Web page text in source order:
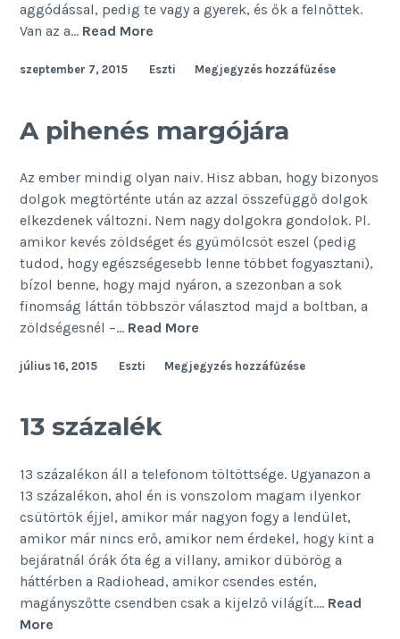
aggódással, pedig te vagy a gyerek, és ők a felnőttek.
Van az a… Read More
szeptember 7, 2015 Eszti Megjegyzés hozzáfűzése
A pihenés margójára
Az ember mindig olyan naiv. Hisz abban, hogy bizonyos
dolgok megtörténte után az azzal összefüggő dolgok
elkezdenek változni. Nem nagy dolgokra gondolok. Pl.
amikor kevés zöldséget és gyümölcsöt eszel (pedig
tudod, hogy egészségesebb lenne többet fogyasztani),
bízol benne, hogy majd nyáron, a szezonban a sok
finomság láttán többször választod majd a boltban, a
zöldségesnél –… Read More
margójára
július 16, 2015 Eszti Megjegyzés hozzáfűzése
13 százalék
13 százalékon áll a telefonom töltöttsége. Ugyanazon a
13 százalékon, ahol én is vonszolom magam ilyenkor
csütörtök éjjel, amikor már nagyon fogy a lendület,
amikor már nincs erő, amikor nem érdekel, hogy kint a
bejáratnál órák óta ég a villany, amikor dübörög a
háttérben a Radiohead, amikor csendes estén,
magányszőtte csendben csak a kijelző világít.… Read
More